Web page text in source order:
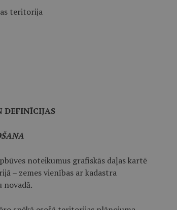
teritorija
DEFINĪCIJAS
noteikumus grafiskās daļas kartē
– zemes vienības ar kadastra
novadā.